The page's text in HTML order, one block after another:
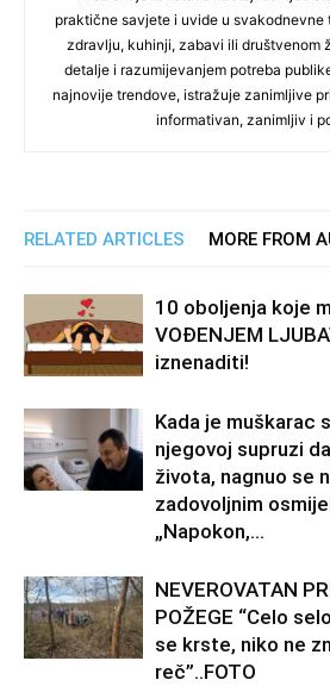
praktične savjete i uvide u svakodnevne
zdravlju, kuhinji, zabavi ili društvenom
detalje i razumijevanjem potreba
najnovije trendove, istražuje zanimljive
informativan, zanimljiv i
RELATED ARTICLES MORE FROM
10 oboljenja koje
VOĐENJEM
iznenaditi!
Kada je muškarac
njegovoj supruzi
života, nagnuo se
zadovoljnim
„Napokon,...
NEVEROVATAN
POŽEGE “Celo
se krste, niko ne
reč”..FOTO